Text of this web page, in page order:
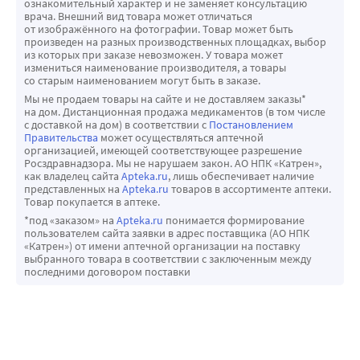
членов Евразийского экономического союза.
Сообщая о нежелательных реакциях, Вы помогаете
получить больше сведений о безопасности
препарата.
ознакомительный характер и не заменяет консультацию
врача. Внешний вид товара может отличаться
от изображённого на фотографии. Товар может быть
произведен на разных производственных площадках, выбор
из которых при заказе невозможен. У товара может
измениться наименование производителя, а товары
со старым наименованием могут быть в заказе.
Мы не продаем товары на сайте и не доставляем заказы*
на дом. Дистанционная продажа медикаментов (в том числе
с доставкой на дом) в соответствии с Постановлением
Правительства может осуществляться аптечной
организацией, имеющей соответствующее разрешение
Росздравнадзора. Мы не нарушаем закон. АО НПК «Катрен»,
как владелец сайта Apteka.ru, лишь обеспечивает наличие
представленных на Apteka.ru товаров в ассортименте аптеки.
Товар покупается в аптеке.
*под «заказом» на Apteka.ru понимается формирование
пользователем сайта заявки в адрес поставщика (АО НПК
«Катрен») от имени аптечной организации на поставку
выбранного товара в соответствии с заключенным между
последними договором поставки